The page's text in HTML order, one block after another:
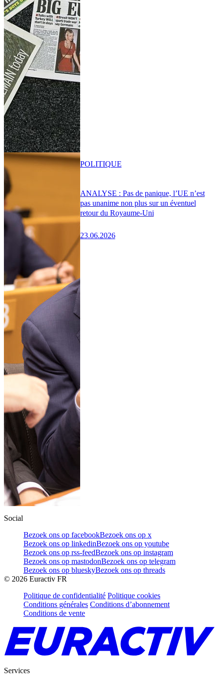
ANALYSE : Pas de panique, l’UE n’est
pas unanime non plus sur un éventuel
retour du Royaume-Uni
23.06.2026
POLITIQUE
Social
Bezoek ons op facebookBezoek ons op x
Bezoek ons op linkedinBezoek ons op youtube
Bezoek ons op rss-feedBezoek ons op instagram
Bezoek ons op mastodonBezoek ons op telegram
Bezoek ons op blueskyBezoek ons op threads
© 2026 Euractiv FR
Politique de confidentialité Politique cookies
Conditions générales Conditions d’abonnement
Conditions de vente
Services